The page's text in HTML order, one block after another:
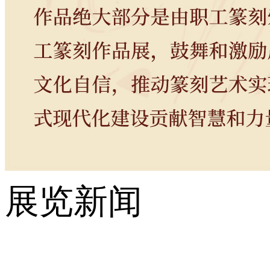
展览新闻